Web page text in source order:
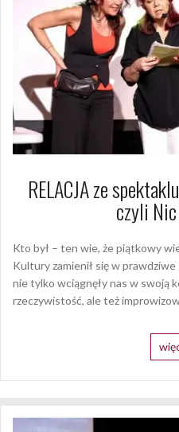
RELACJA ze
czyli
Kto był – ten wie, że piątkowy
Kultury zamienił się w
nie tylko wciągnęły nas w swoją
rzeczywistość, ale też